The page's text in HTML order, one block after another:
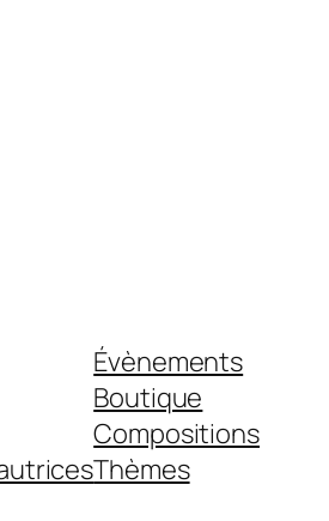
Évènements
Boutique
Compositions
Thèmes